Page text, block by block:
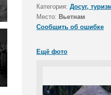
Категория: Досуг,
Место: Вьетнам
Сообщить об ошибке
Ещё фото